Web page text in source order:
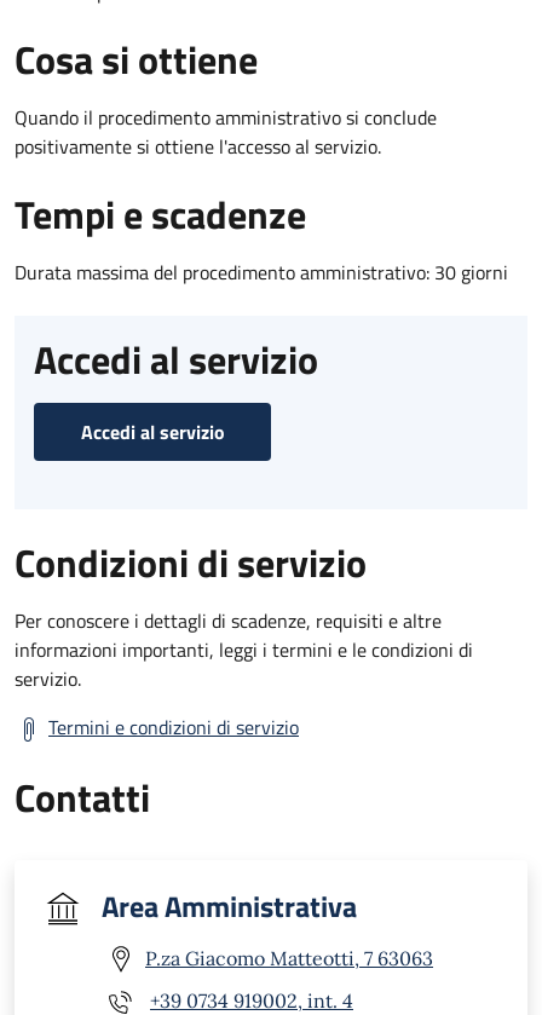
Cosa si ottiene
Quando il procedimento amministrativo si conclude
positivamente si ottiene l'accesso al servizio.
Tempi e scadenze
Durata massima del procedimento amministrativo: 30 giorni
Accedi al servizio
Accedi al servizio
Condizioni di servizio
Per conoscere i dettagli di scadenze, requisiti e altre
informazioni importanti, leggi i termini e le condizioni di
servizio.
Termini e condizioni di servizio
Contatti
Area Amministrativa
P.za Giacomo Matteotti, 7 63063
+39 0734 919002, int. 4